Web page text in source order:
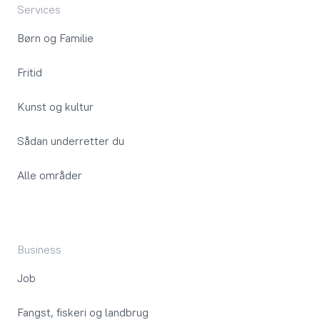
Services
Børn og Familie
Fritid
Kunst og kultur
Sådan underretter du
Alle områder
Business
Job
Fangst, fiskeri og landbrug